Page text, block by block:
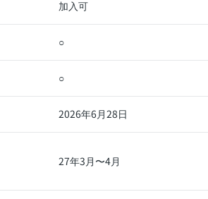
加入可
○
○
2026年6月28日
27年3月〜4月